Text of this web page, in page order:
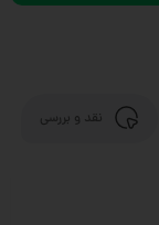
نقد و بررسی